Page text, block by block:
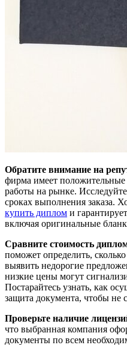
Обратите внимание на
фирма имеет
работы на рынке.
сроках выполнения заказа.
купить диплом и
включая оригинальные
Сравните стоимость
поможет определить,
выявить недорогие
низкие цены могут
Постарайтесь узнать, как
защита документа, чтобы не
Проверьте наличие
что выбранная компания
документы по всем